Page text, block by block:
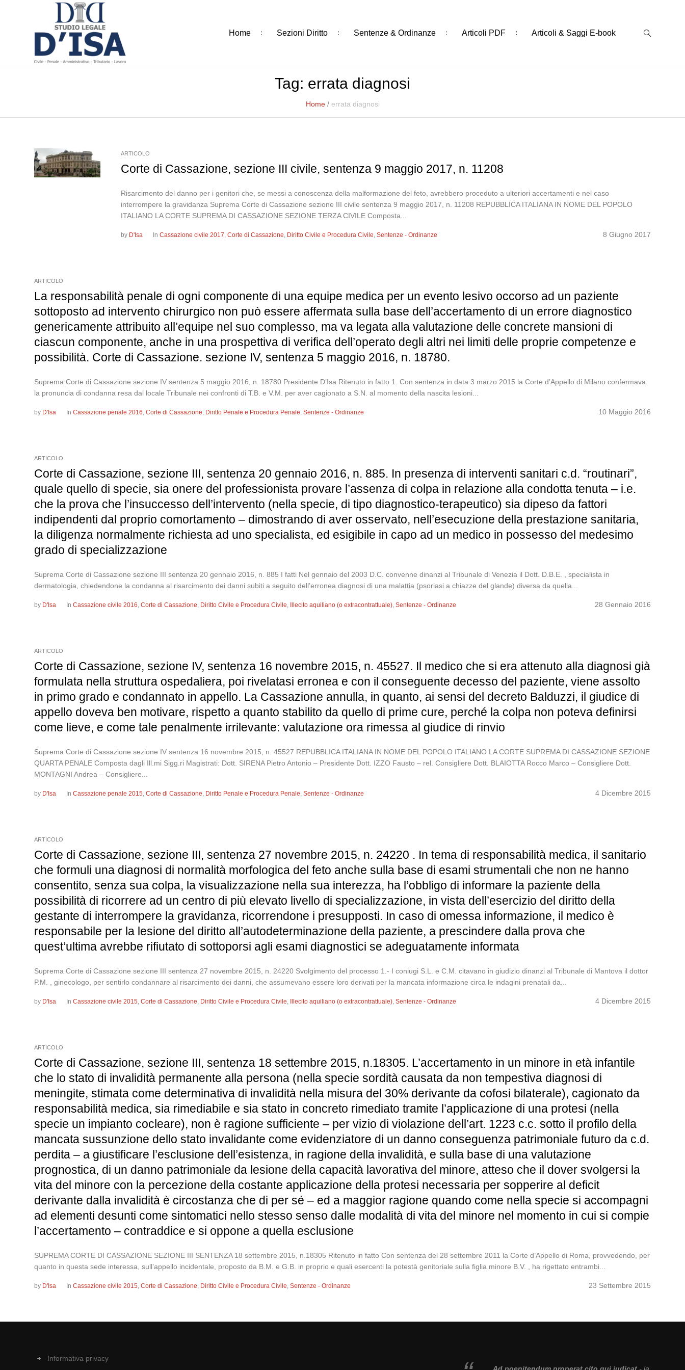
Home Sezioni Diritto Sentenze & Ordinanze Articoli PDF Articoli & Saggi E-book
Tag: errata diagnosi
Home / errata diagnosi
ARTICOLO
Corte di Cassazione, sezione III civile, sentenza 9 maggio 2017, n. 11208
Risarcimento del danno per i genitori che, se messi a conoscenza della malformazione del feto, avrebbero proceduto a ulteriori accertamenti e nel caso
interrompere la gravidanza Suprema Corte di Cassazione sezione III civile sentenza 9 maggio 2017, n. 11208 REPUBBLICA ITALIANA IN NOME DEL POPOLO
ITALIANO LA CORTE SUPREMA DI CASSAZIONE SEZIONE TERZA CIVILE Composta...
8 Giugno 2017
by D'Isa InCassazione civile 2017,Corte di Cassazione, Diritto Civile e Procedura Civile,Sentenze - Ordinanze
ARTICOLO
La responsabilità penale di ogni componente di una equipe medica per un evento lesivo occorso ad un paziente
sottoposto ad intervento chirurgico non può essere affermata sulla base dell’accertamento di un errore diagnostico
genericamente attribuito all’equipe nel suo complesso, ma va legata alla valutazione delle concrete mansioni di
ciascun componente, anche in una prospettiva di verifica dell’operato degli altri nei limiti delle proprie competenze e
possibilità. Corte di Cassazione. sezione IV, sentenza 5 maggio 2016, n. 18780.
Suprema Corte di Cassazione sezione IV sentenza 5 maggio 2016, n. 18780 Presidente D’Isa Ritenuto in fatto 1. Con sentenza in data 3 marzo 2015 la Corte d’Appello di Milano confermava
la pronuncia di condanna resa dal locale Tribunale nei confronti di T.B. e V.M. per aver cagionato a S.N. al momento della nascita lesioni...
10 Maggio 2016
by D'Isa InCassazione penale 2016,Corte di Cassazione, Diritto Penale e Procedura Penale,Sentenze - Ordinanze
ARTICOLO
Corte di Cassazione, sezione III, sentenza 20 gennaio 2016, n. 885. In presenza di interventi sanitari c.d. “routinari”,
quale quello di specie, sia onere del professionista provare l’assenza di colpa in relazione alla condotta tenuta – i.e.
che la prova che l’insuccesso dell’intervento (nella specie, di tipo diagnostico-terapeutico) sia dipeso da fattori
indipendenti dal proprio comortamento – dimostrando di aver osservato, nell’esecuzione della prestazione sanitaria,
la diligenza normalmente richiesta ad uno specialista, ed esigibile in capo ad un medico in possesso del medesimo
grado di specializzazione
Suprema Corte di Cassazione sezione III sentenza 20 gennaio 2016, n. 885 I fatti Nel gennaio del 2003 D.C. convenne dinanzi al Tribunale di Venezia il Dott. D.B.E. , specialista in
dermatologia, chiedendone la condanna al risarcimento dei danni subiti a seguito dell’erronea diagnosi di una malattia (psoriasi a chiazze del glande) diversa da quella...
28 Gennaio 2016
by D'Isa InCassazione civile 2016,Corte di Cassazione, Diritto Civile e Procedura Civile, Illecito aquiliano (o extracontrattuale),Sentenze - Ordinanze
ARTICOLO
Corte di Cassazione, sezione IV, sentenza 16 novembre 2015, n. 45527. Il medico che si era attenuto alla diagnosi già
formulata nella struttura ospedaliera, poi rivelatasi erronea e con il conseguente decesso del paziente, viene assolto
in primo grado e condannato in appello. La Cassazione annulla, in quanto, ai sensi del decreto Balduzzi, il giudice di
appello doveva ben motivare, rispetto a quanto stabilito da quello di prime cure, perché la colpa non poteva definirsi
come lieve, e come tale penalmente irrilevante: valutazione ora rimessa al giudice di rinvio
Suprema Corte di Cassazione sezione IV sentenza 16 novembre 2015, n. 45527 REPUBBLICA ITALIANA IN NOME DEL POPOLO ITALIANO LA CORTE SUPREMA DI CASSAZIONE SEZIONE
QUARTA PENALE Composta dagli Ill.mi Sigg.ri Magistrati: Dott. SIRENA Pietro Antonio – Presidente Dott. IZZO Fausto – rel. Consigliere Dott. BLAIOTTA Rocco Marco – Consigliere Dott.
MONTAGNI Andrea – Consigliere...
4 Dicembre 2015
by D'Isa InCassazione penale 2015,Corte di Cassazione, Diritto Penale e Procedura Penale,Sentenze - Ordinanze
ARTICOLO
Corte di Cassazione, sezione III, sentenza 27 novembre 2015, n. 24220 . In tema di responsabilità medica, il sanitario
che formuli una diagnosi di normalità morfologica del feto anche sulla base di esami strumentali che non ne hanno
consentito, senza sua colpa, la visualizzazione nella sua interezza, ha l’obbligo di informare la paziente della
possibilità di ricorrere ad un centro di più elevato livello di specializzazione, in vista dell’esercizio del diritto della
gestante di interrompere la gravidanza, ricorrendone i presupposti. In caso di omessa informazione, il medico è
responsabile per la lesione del diritto all’autodeterminazione della paziente, a prescindere dalla prova che
quest’ultima avrebbe rifiutato di sottoporsi agli esami diagnostici se adeguatamente informata
Suprema Corte di Cassazione sezione III sentenza 27 novembre 2015, n. 24220 Svolgimento del processo 1.- I coniugi S.L. e C.M. citavano in giudizio dinanzi al Tribunale di Mantova il dottor
P.M. , ginecologo, per sentirlo condannare al risarcimento dei danni, che assumevano essere loro derivati per la mancata informazione circa le indagini prenatali da...
4 Dicembre 2015
by D'Isa InCassazione civile 2015,Corte di Cassazione, Diritto Civile e Procedura Civile, Illecito aquiliano (o extracontrattuale),Sentenze - Ordinanze
ARTICOLO
Corte di Cassazione, sezione III, sentenza 18 settembre 2015, n.18305. L’accertamento in un minore in età infantile
che lo stato di invalidità permanente alla persona (nella specie sordità causata da non tempestiva diagnosi di
meningite, stimata come determinativa di invalidità nella misura del 30% derivante da cofosi bilaterale), cagionato da
responsabilità medica, sia rimediabile e sia stato in concreto rimediato tramite l’applicazione di una protesi (nella
specie un impianto cocleare), non è ragione sufficiente – per vizio di violazione dell’art. 1223 c.c. sotto il profilo della
mancata sussunzione dello stato invalidante come evidenziatore di un danno conseguenza patrimoniale futuro da c.d.
perdita – a giustificare l’esclusione dell’esistenza, in ragione della invalidità, e sulla base di una valutazione
prognostica, di un danno patrimoniale da lesione della capacità lavorativa del minore, atteso che il dover svolgersi la
vita del minore con la percezione della costante applicazione della protesi necessaria per sopperire al deficit
derivante dalla invalidità è circostanza che di per sé – ed a maggior ragione quando come nella specie si accompagni
ad elementi desunti come sintomatici nello stesso senso dalle modalità di vita del minore nel momento in cui si compie
l’accertamento – contraddice e si oppone a quella esclusione
SUPREMA CORTE DI CASSAZIONE SEZIONE III SENTENZA 18 settembre 2015, n.18305 Ritenuto in fatto Con sentenza del 28 settembre 2011 la Corte d’Appello di Roma, provvedendo, per
quanto in questa sede interessa, sull’appello incidentale, proposto da B.M. e G.B. in proprio e quali esercenti la potestà genitoriale sulla figlia minore B.V. , ha rigettato entrambi...
23 Settembre 2015
by D'Isa InCassazione civile 2015,Corte di Cassazione, Diritto Civile e Procedura Civile,Sentenze - Ordinanze
Informativa privacy